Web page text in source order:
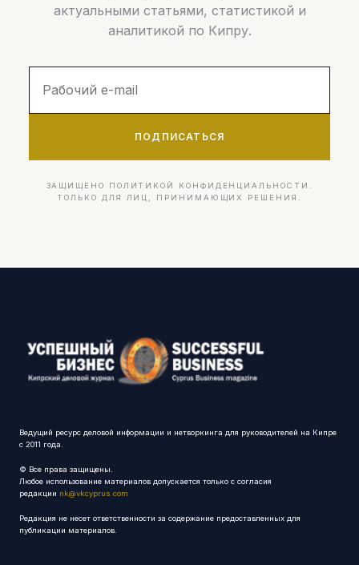
актуальными статьями, статистикой и
аналитикой по Кипру.
ПОДПИСАТЬСЯ
ЗАЩИЩЕНО ПОЛИТИКОЙ КОНФИДЕНЦИАЛЬНОСТИ.
ТОЛЬКО ДЛЯ ЛИЦ, ПРИНИМАЮЩИХ РЕШЕНИЯ.
Ведущий ресурс деловой информации и нетворкинга для руководителей на Кипре
с 2011 года.
© Все права защищены.
Любое использование материалов допускается только с согласия
редакции nk@vkcyprus.com
Редакция не несет ответственности за содержание предоставленных для
публикации материалов.